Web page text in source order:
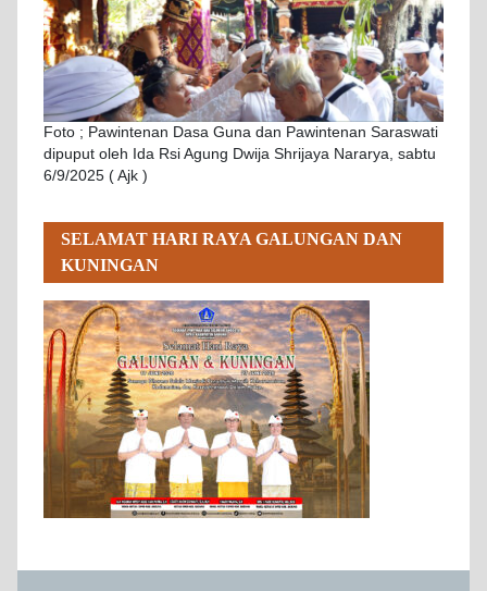
Foto ; Pawintenan Dasa Guna dan Pawintenan Saraswati
dipuput oleh Ida Rsi Agung Dwija Shrijaya Nararya, sabtu
6/9/2025 ( Ajk )
SELAMAT HARI RAYA GALUNGAN DAN
KUNINGAN